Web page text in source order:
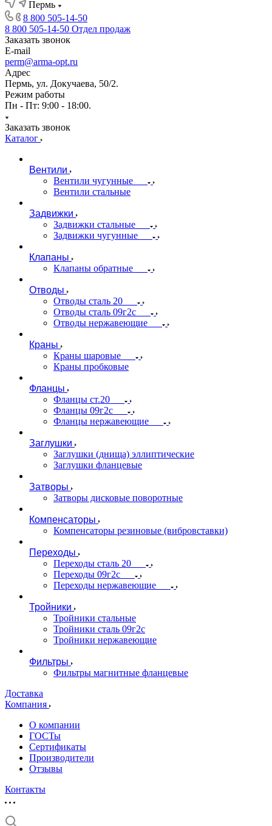
Пермь
8 800 505-14-50
8 800 505-14-50 Отдел продаж
Заказать звонок
E-mail
perm@arma-opt.ru
Адрес
Пермь, ул. Докучаева, 50/2.
Режим работы
Пн - Пт: 9:00 - 18:00.
Заказать звонок
Каталог
Вентили
Вентили чугунные
Вентили стальные
Задвижки
Задвижки стальные
Задвижки чугунные
Клапаны
Клапаны обратные
Отводы
Отводы сталь 20
Отводы сталь 09г2с
Отводы нержавеющие
Краны
Краны шаровые
Краны пробковые
Фланцы
Фланцы ст.20
Фланцы 09г2с
Фланцы нержавеющие
Заглушки
Заглушки (днища) эллиптические
Заглушки фланцевые
Затворы
Затворы дисковые поворотные
Компенсаторы
Компенсаторы резиновые (вибровставки)
Переходы
Переходы сталь 20
Переходы 09г2с
Переходы нержавеющие
Тройники
Тройники стальные
Тройники сталь 09г2с
Тройники нержавеющие
Фильтры
Фильтры магнитные фланцевые
Доставка
Компания
О компании
ГОСТы
Сертификаты
Производители
Отзывы
Контакты